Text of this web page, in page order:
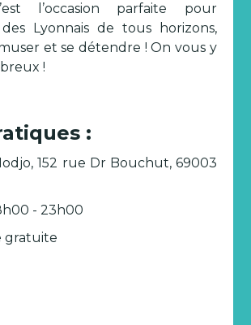
l’occasion parfaite pour
Lyonnais de tous horizons,
et se détendre ! On vous y
!
:
152 rue Dr Bouchut, 69003
- 23h00
gratuite